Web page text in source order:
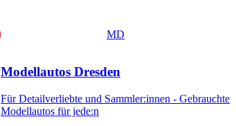
MD
Modellautos Dresden
Für Detailverliebte und Sammler:innen - Gebrauchte
Modellautos für jede:n